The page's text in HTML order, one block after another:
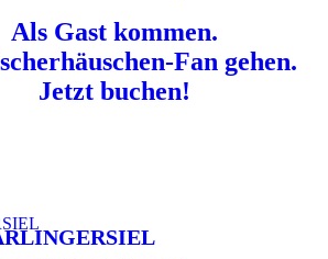
Als Gast kommen.
Fan gehen.
Jetzt buchen!